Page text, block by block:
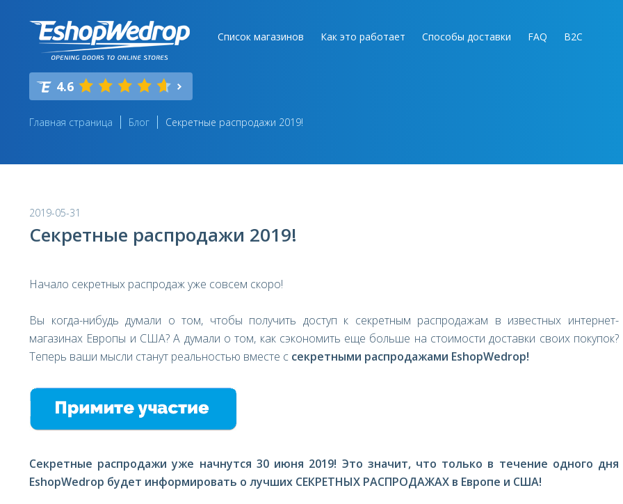
Список магазинов Как это работает Способы доставки FAQ B2C
4.6
Главная страница Блог Секретные распродажи 2019!
2019-05-31
Секретные распродажи 2019!
Начало секретных распродаж уже совсем скоро!
Вы когда-нибудь думали о том, чтобы получить доступ к секретным распродажам в известных интернет-
магазинах Европы и США? А думали о том, как сэкономить еще больше на стоимости доставки своих покупок?
Теперь ваши мысли станут реальностью вместе с секретными распродажами EshopWedrop!
Секретные распродажи уже начнутся 30 июня 2019! Это значит, что только в течение одного дня
EshopWedrop будет информировать о лучших СЕКРЕТНЫХ РАСПРОДАЖАХ в Европе и США!